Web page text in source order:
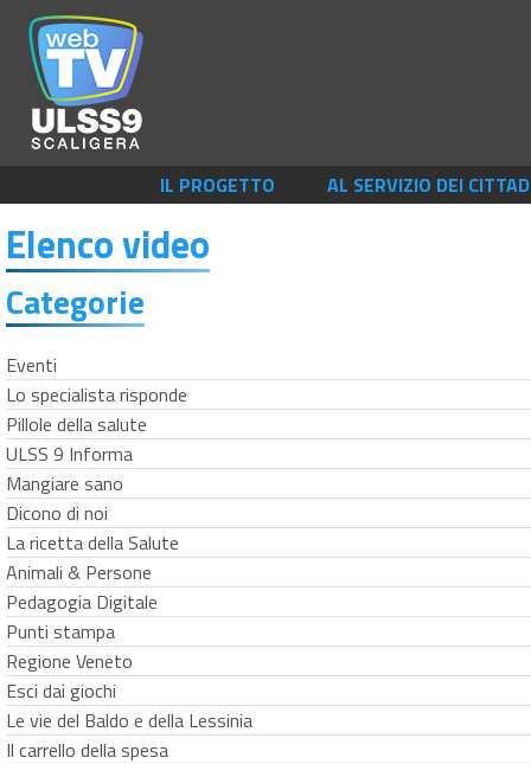
IL PROGETTO AL SERVIZIO DEI
Elenco video
Categorie
Eventi
Lo specialista risponde
Pillole della salute
ULSS 9 Informa
Mangiare sano
Dicono di noi
La ricetta della Salute
Animali & Persone
Pedagogia Digitale
Punti stampa
Regione Veneto
Esci dai giochi
Le vie del Baldo e della Lessinia
Il carrello della spesa